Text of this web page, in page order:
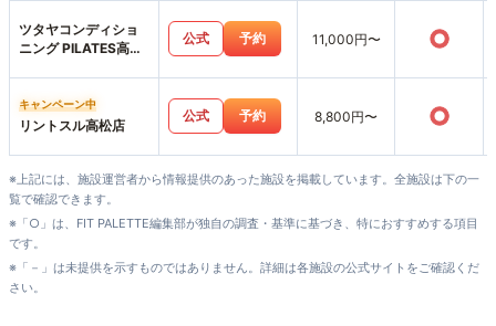
ツタヤコンディショ
ニング PILATES高松
公式 予約 11,000円〜 ○
キャンペーン中
リントスル高松店
公式 予約 8,800円〜 ○
※上記には、施設運営者から情報提供のあった施設を掲載しています。全施設は下の一
覧で確認できます。
※「○」は、FIT PALETTE編集部が独自の調査・基準に基づき、特におすすめする項目
です。
※「－」は未提供を示すものではありません。詳細は各施設の公式サイトをご確認くだ
さい。